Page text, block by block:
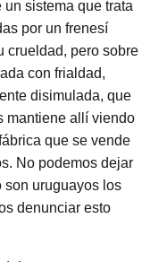
sistema que trata
por un frenesí
crueldad, pero sobre
con frialdad,
disimulada, que
mantiene allí viendo
que se vende
No podemos dejar
son uruguayos los
denunciar esto